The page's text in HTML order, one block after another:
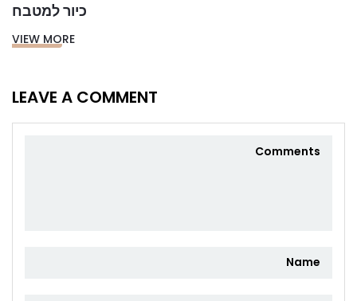
כיור למטבח
VIEW MORE
LEAVE A COMMENT